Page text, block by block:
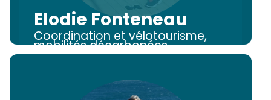
Elodie Fonteneau
Coordination et vélotourisme,
mobilités décarbonées